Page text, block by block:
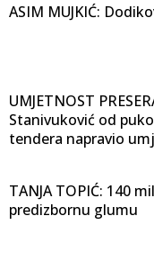
ASIM MUJKIĆ:
UMJETNOST
Stanivuković od
tendera napravio
TANJA TOPIĆ: 140
predizbornu glumu